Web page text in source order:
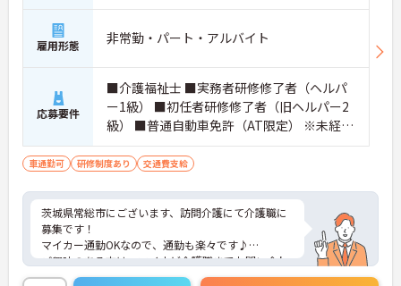
雇用形態 非常勤・パート・アルバイト
応募要件
■介護福祉士 ■実務者研修修了者（ヘルパ
ー1級） ■初任者研修修了者（旧ヘルパー2
級） ■普通自動車免許（AT限定） ※未経
験、ブランク可
車通勤可 研修制度あり 交通費支給
茨城県常総市にございます、訪問介護にて介護職に
募集です！
マイカー通勤OKなので、通勤も楽々です♪
ご興味のある方は、マイナビ介護職までお問い合わ
せください。